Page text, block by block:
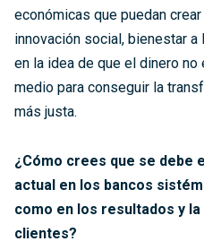
económicas que puedan
innovación social, bienestar
en la idea de que el dinero
medio para conseguir la
más justa.
¿Cómo crees que se debe
actual en los bancos
como en los resultados y
clientes?